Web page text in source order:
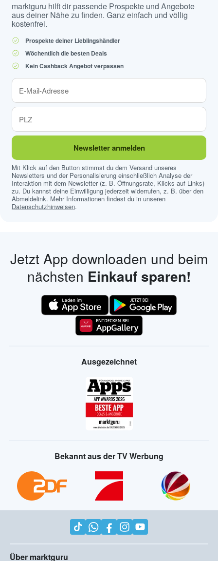
marktguru hilft dir passende Prospekte und Angebote
aus deiner Nähe zu finden. Ganz einfach und völlig
kostenfrei.
Prospekte deiner Lieblingshändler
Wöchentlich die besten Deals
Kein Cashback Angebot verpassen
Newsletter anmelden
Mit Klick auf den Button stimmst du dem Versand unseres
Newsletters und der Personalisierung einschließlich Analyse der
Interaktion mit dem Newsletter (z. B. Öffnungsrate, Klicks auf Links)
zu. Du kannst deine Einwilligung jederzeit widerrufen, z. B. über den
Abmeldelink. Mehr Informationen findest du in unseren
Datenschutzhinweisen.
Jetzt App downloaden und beim
nächsten Einkauf sparen!
Ausgezeichnet
Bekannt aus der TV Werbung
Über marktguru